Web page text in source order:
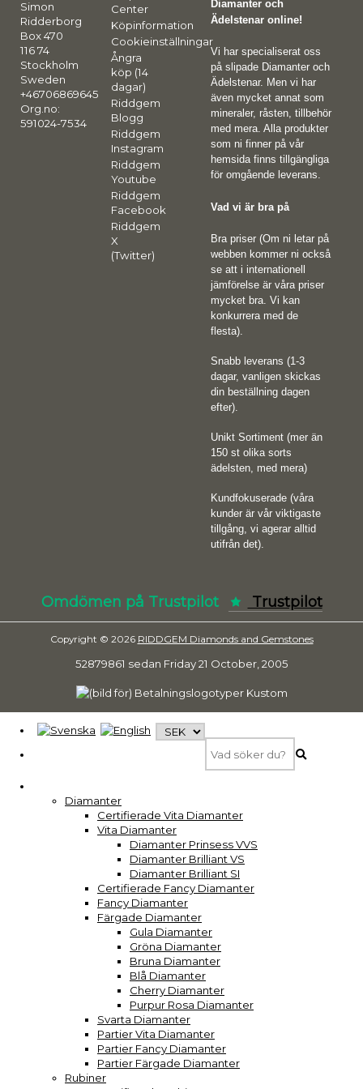
Simon
Ridderborg
Box 470
116 74
Stockholm
Sweden
+46706869645
Org.no:
591024-7534
Center
Köpinformation
Cookieinställningar
Ångra
köp (14
dagar)
Riddgem
Blogg
Riddgem
Instagram
Riddgem
Youtube
Riddgem
Facebook
Riddgem
X
(Twitter)
Diamanter och
Ädelstenar online!
Vi har specialiserat oss
på slipade Diamanter och
Ädelstenar. Men vi har
även mycket annat som
mineraler, råsten, tillbehör
med mera. Alla produkter
som ni finner på vår
hemsida finns tillgängliga
för omgående leverans.
Vad vi är bra på
Bra priser (Om ni letar på
webben kommer ni också
se att i internationell
jämförelse är våra priser
mycket bra. Vi kan
konkurrera med de
flesta).
Snabb leverans (1-3
dagar, vanligen skickas
din beställning dagen
efter).
Unikt Sortiment (mer än
150 st olika sorts
ädelsten, med mera)
Kundfokuserade (våra
kunder är vår viktigaste
tillgång, vi agerar alltid
utifrån det).
Omdömen på Trustpilot Trustpilot
Copyright © 2026 RIDDGEM Diamonds and Gemstones
52879861 sedan Friday 21 October, 2005
Diamanter
Certifierade Vita Diamanter
Vita Diamanter
Diamanter Prinsess VVS
Diamanter Brilliant VS
Diamanter Brilliant SI
Certifierade Fancy Diamanter
Fancy Diamanter
Färgade Diamanter
Gula Diamanter
Gröna Diamanter
Bruna Diamanter
Blå Diamanter
Cherry Diamanter
Purpur Rosa Diamanter
Svarta Diamanter
Partier Vita Diamanter
Partier Fancy Diamanter
Partier Färgade Diamanter
Rubiner